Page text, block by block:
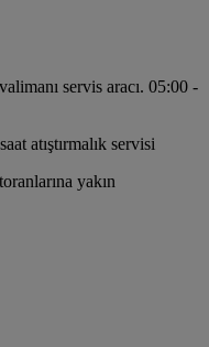
servis aracı. 05:00 -
atıştırmalık servisi
yakın